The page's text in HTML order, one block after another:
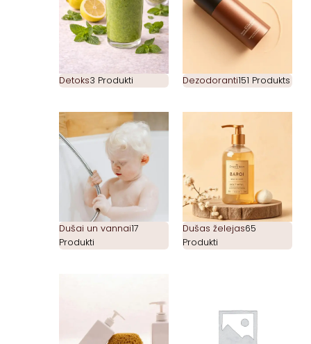
Detoks3 Produkti Dezodoranti151 Produkts
Dušai un vannai17
Produkti
Dušas želejas65
Produkti